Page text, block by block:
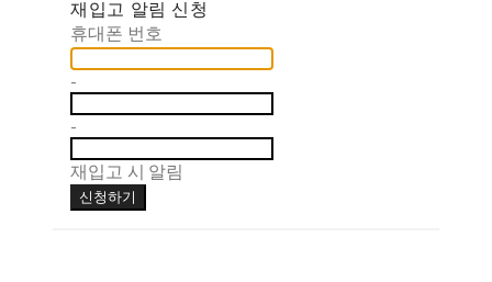
재입고 알림 신청
휴대폰 번호
-
-
재입고 시 알림
신청하기